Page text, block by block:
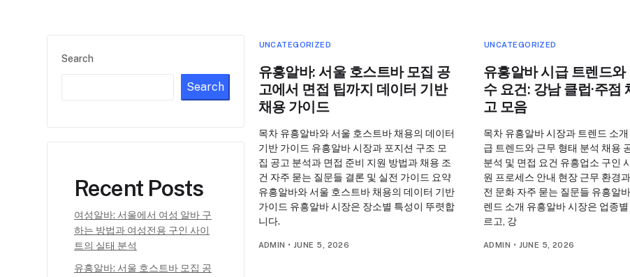
Search
Search
Recent Posts
여성알바: 서울에서 여성 알바 구
하는 방법과 여성전용 구인 사이
트의 실태 분석
유흥알바: 서울 호스트바 모집 공
UNCATEGORIZED
유흥알바: 서울 호스트바 모집 공
고에서 면접 팁까지 데이터 기반
채용 가이드
목차 유흥알바와 서울 호스트바 채용의 데이터
기반 가이드 유흥알바 시장과 포지션 구조 모
집 공고 분석과 면접 준비 지원 방법과 채용 조
건 자주 묻는 질문들 결론 및 실전 가이드 요약
유흥알바와 서울 호스트바 채용의 데이터 기반
가이드 유흥알바 시장은 장소별 특성이 뚜렷합
니다.
ADMIN • JUNE 5, 2026
UNCATEGORIZED
유흥알바 시급 트렌드와
수 요건: 강남 클럽·주점
고 모음
목차 유흥알바 시장과 트렌드 소개
급 트렌드와 근무 형태 분석 채용
분석 및 면접 요건 유흥업소 구인
원 프로세스 안내 현장 근무 환경
전 문화 자주 묻는 질문들 유흥알
렌드 소개 유흥알바 시장은 업종
르고, 강
ADMIN • JUNE 5, 2026